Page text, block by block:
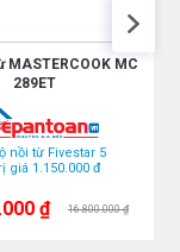
dẫn sử dụng
khách hàng
MASTERCOOK MC
289ET
nồi từ Fivestar 5
giá 1.150.000 đ
₫ 16.800.000 ₫